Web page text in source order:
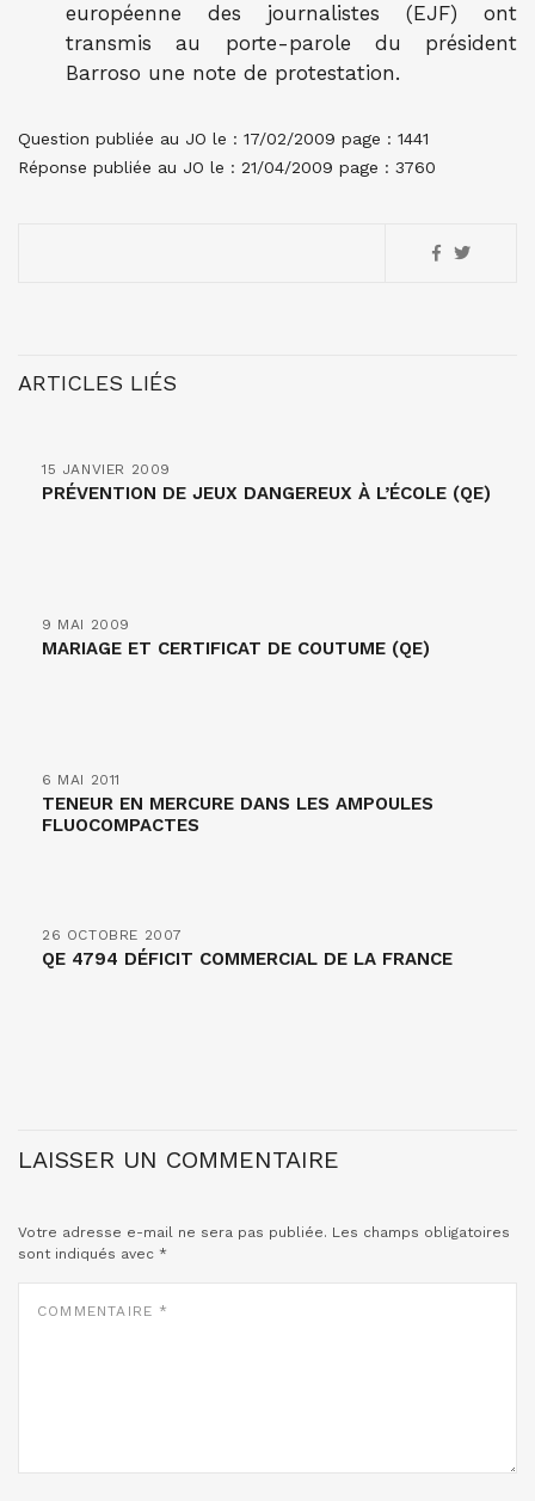
européenne des journalistes (EJF) ont
transmis au porte-parole du président
Barroso une note de protestation.
Question publiée au JO le : 17/02/2009 page : 1441
Réponse publiée au JO le : 21/04/2009 page : 3760
ARTICLES LIÉS
15 JANVIER 2009
PRÉVENTION DE JEUX DANGEREUX À L’ÉCOLE (QE)
9 MAI 2009
MARIAGE ET CERTIFICAT DE COUTUME (QE)
6 MAI 2011
TENEUR EN MERCURE DANS LES AMPOULES
FLUOCOMPACTES
26 OCTOBRE 2007
QE 4794 DÉFICIT COMMERCIAL DE LA FRANCE
LAISSER UN COMMENTAIRE
Votre adresse e-mail ne sera pas publiée. Les champs obligatoires
sont indiqués avec *